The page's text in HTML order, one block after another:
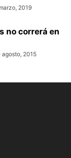
2019
no correrá en
agosto, 2015